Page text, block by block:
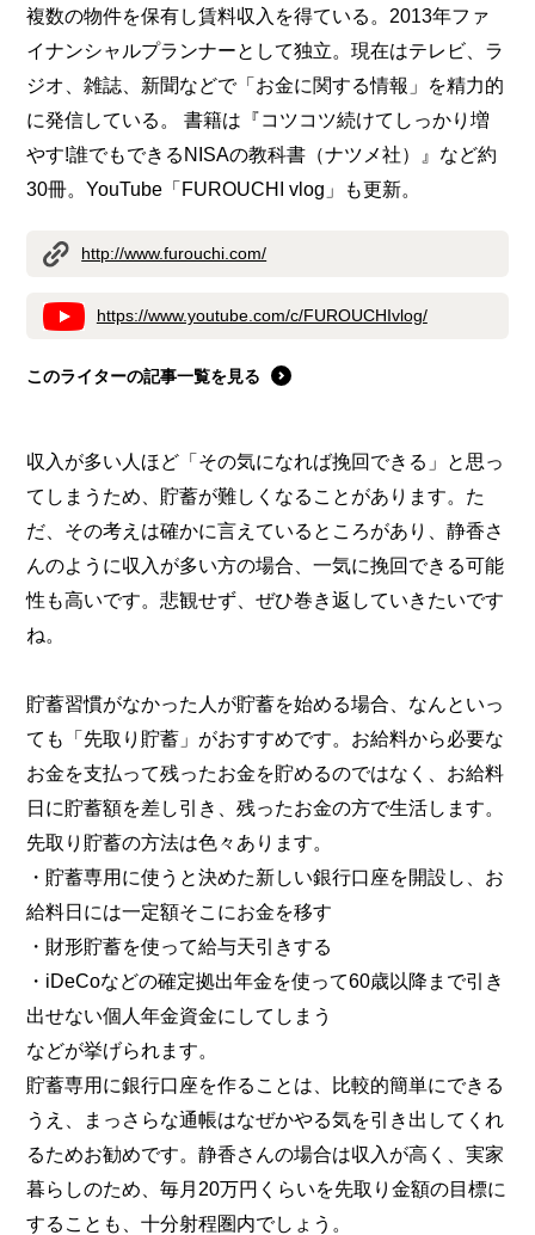
複数の物件を保有し賃料収入を得ている。2013年ファ
イナンシャルプランナーとして独立。現在はテレビ、ラ
ジオ、雑誌、新聞などで「お金に関する情報」を精力的
に発信している。 書籍は『コツコツ続けてしっかり増
やす!誰でもできるNISAの教科書（ナツメ社）』など約
30冊。YouTube「FUROUCHI vlog」も更新。
http://www.furouchi.com/
https://www.youtube.com/c/FUROUCHIvlog/
このライターの記事一覧を見る
収入が多い人ほど「その気になれば挽回できる」と思っ
てしまうため、貯蓄が難しくなることがあります。た
だ、その考えは確かに言えているところがあり、静香さ
んのように収入が多い方の場合、一気に挽回できる可能
性も高いです。悲観せず、ぜひ巻き返していきたいです
ね。
貯蓄習慣がなかった人が貯蓄を始める場合、なんといっ
ても「先取り貯蓄」がおすすめです。お給料から必要な
お金を支払って残ったお金を貯めるのではなく、お給料
日に貯蓄額を差し引き、残ったお金の方で生活します。
先取り貯蓄の方法は色々あります。
・貯蓄専用に使うと決めた新しい銀行口座を開設し、お
給料日には一定額そこにお金を移す
・財形貯蓄を使って給与天引きする
・iDeCoなどの確定拠出年金を使って60歳以降まで引き
出せない個人年金資金にしてしまう
などが挙げられます。
貯蓄専用に銀行口座を作ることは、比較的簡単にできる
うえ、まっさらな通帳はなぜかやる気を引き出してくれ
るためお勧めです。静香さんの場合は収入が高く、実家
暮らしのため、毎月20万円くらいを先取り金額の目標に
することも、十分射程圏内でしょう。